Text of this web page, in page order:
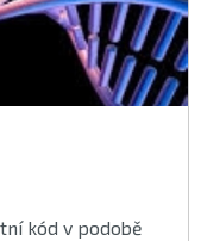
kód v podobě